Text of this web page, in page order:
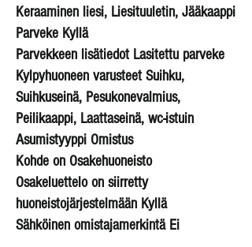
Keraaminen liesi, Liesituuletin, Jääkaappi
Parveke Kyllä
Parvekkeen lisätiedot Lasitettu parveke
Kylpyhuoneen varusteet Suihku,
Suihkuseinä, Pesukonevalmius,
Peilikaappi, Laattaseinä, wc-istuin
Asumistyyppi Omistus
Kohde on Osakehuoneisto
Osakeluettelo on siirretty
huoneistojärjestelmään Kyllä
Sähköinen omistajamerkintä Ei